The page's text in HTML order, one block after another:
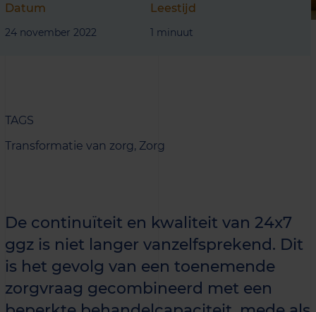
Datum
24 november 2022
Leestijd
1 minuut
TAGS
Transformatie van zorg, Zorg
De continuïteit en kwaliteit van 24x7
ggz is niet langer vanzelfsprekend. Dit
is het gevolg van een toenemende
zorgvraag gecombineerd met een